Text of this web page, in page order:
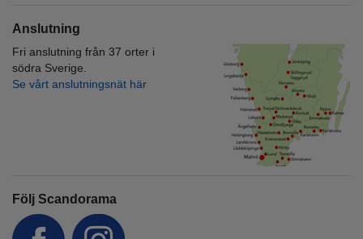
Anslutning
Fri anslutning från 37 orter i
södra Sverige.
Se vårt anslutningsnät här
Följ Scandorama